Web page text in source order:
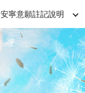
安寧意願註記說明